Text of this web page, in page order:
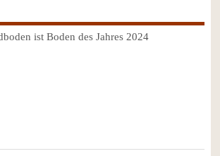
ist Boden des Jahres 2024